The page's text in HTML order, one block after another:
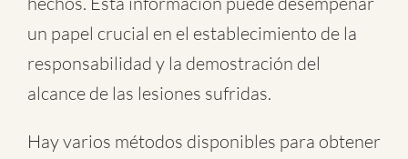
un papel crucial en el establecimiento de la
responsabilidad y la demostración del
alcance de las lesiones sufridas.
Hay varios métodos disponibles para obtener